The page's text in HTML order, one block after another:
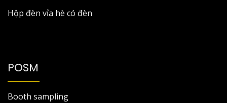
Hộp đèn vỉa hè có đèn
POSM
Booth sampling